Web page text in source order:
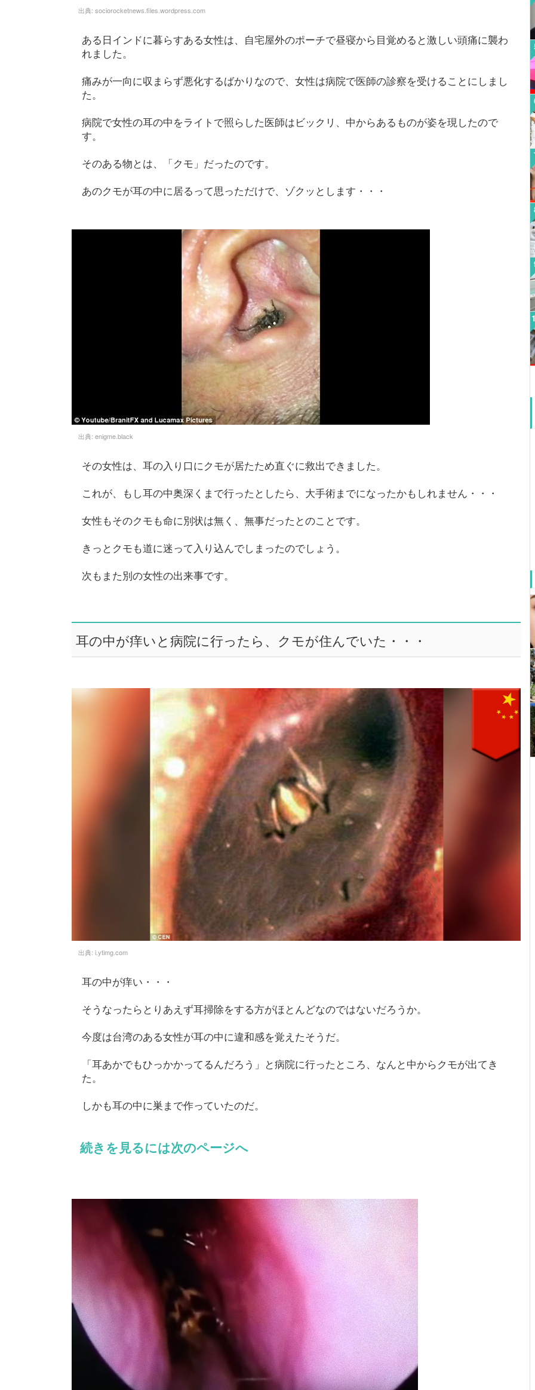
出典: sociorocketnews.files.wordpress.com
ある日インドに暮らすある女性は、自宅屋外のポーチで昼寝から目覚めると激しい頭痛に襲わ
れました。
痛みが一向に収まらず悪化するばかりなので、女性は病院で医師の診察を受けることにしまし
た。
病院で女性の耳の中をライトで照らした医師はビックリ、中からあるものが姿を現したので
す。
そのある物とは、「クモ」だったのです。
あのクモが耳の中に居るって思っただけで、ゾクッとします・・・
出典: enigme.black
その女性は、耳の入り口にクモが居たため直ぐに救出できました。
これが、もし耳の中奥深くまで行ったとしたら、大手術までになったかもしれません・・・
女性もそのクモも命に別状は無く、無事だったとのことです。
きっとクモも道に迷って入り込んでしまったのでしょう。
次もまた別の女性の出来事です。
耳の中が痒いと病院に行ったら、クモが住んでいた・・・
出典: i.ytimg.com
耳の中が痒い・・・
そうなったらとりあえず耳掃除をする方がほとんどなのではないだろうか。
今度は台湾のある女性が耳の中に違和感を覚えたそうだ。
「耳あかでもひっかかってるんだろう」と病院に行ったところ、なんと中からクモが出てき
た。
しかも耳の中に巣まで作っていたのだ。
続きを見るには次のページへ